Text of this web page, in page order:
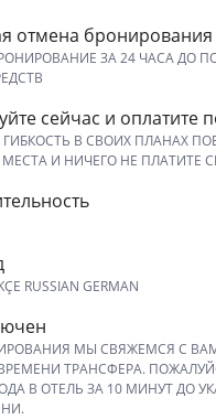
отмена бронирования
ЗА 24 ЧАСА ДО
сейчас и оплатите
В СВОИХ ПЛАНАХ
И НИЧЕГО НЕ ПЛАТИТЕ
RUSSIAN GERMAN
МЫ СВЯЖЕМСЯ С
ТРАНСФЕРА.
В ОТЕЛЬ ЗА 10 МИНУТ ДО